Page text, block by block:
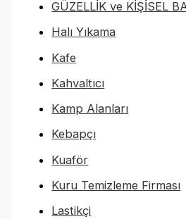
GÜZELLİK ve KİŞİSEL
Halı Yıkama
Kafe
Kahvaltıcı
Kamp Alanları
Kebapçı
Kuaför
Kuru Temizleme Firması
Lastikçi